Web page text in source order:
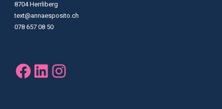
8704 Herrliberg
text@annaesposito.ch
078 657 08 50
Facebook
LinkedIn
Instagram